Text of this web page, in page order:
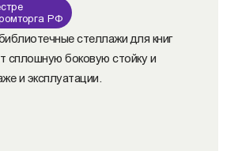
РФ
стеллажи для книг
сплошную боковую стойку и
и эксплуатации.